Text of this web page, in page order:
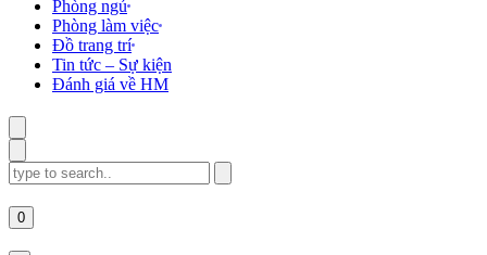
Phòng ngủ
Phòng làm việc
Đồ trang trí
Tin tức – Sự kiện
Đánh giá về HM
Search
for:
0